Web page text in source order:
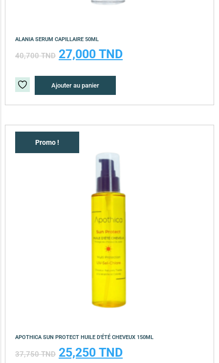
Promo !
APOTHICA SUN PROTECT HUILE D’ÉTÉ CHEVEUX 150ML
37,750TND 25,250 TND
ALANIA SERUM CAPILLAIRE 50ML
40,700TND 27,000 TND
Ajouter au panier